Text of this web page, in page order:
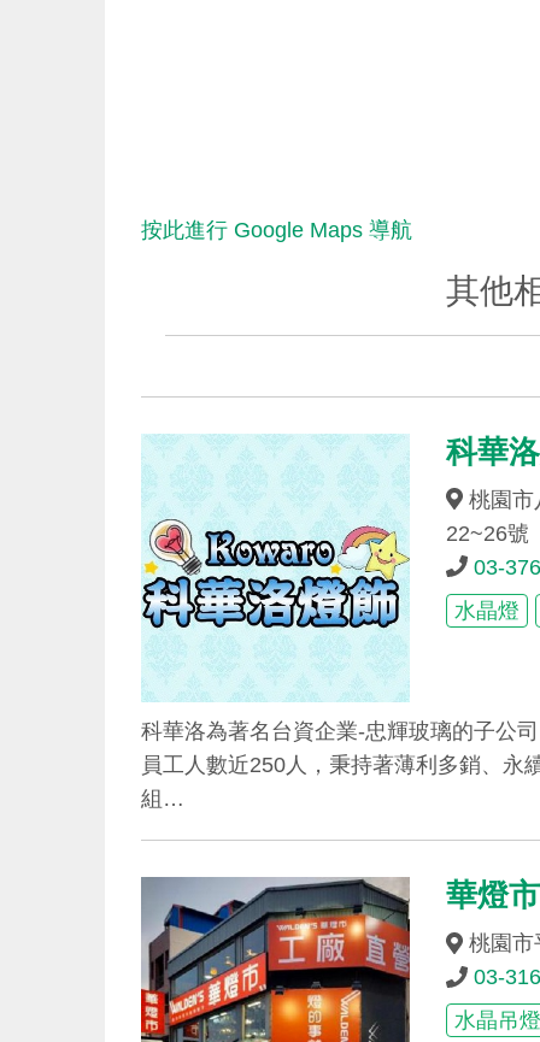
按此進行 Google Maps 導航
其他
科華
桃園市
22~26號
03-
水晶燈
科華洛為著名台資企業-忠輝玻璃的子公
員工人數近250人，秉持著薄利多銷、永
組…
華燈
桃園市
03-
水晶吊